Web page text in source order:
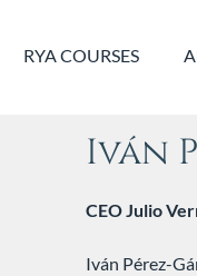
RYA COURSES
Iván
CEO Julio
Iván Pérez-